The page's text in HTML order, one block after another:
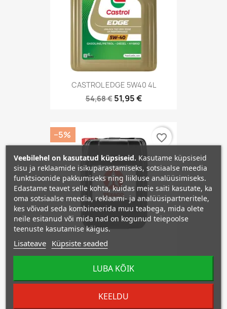
CASTROL EDGE 5W40 4L
54,68 € 51,95 €
TEXACO HAVOLINE ULTRA S...
128,84 €
−5% favorite_border
Veebilehel on kasutatud küpsiseid. Kasutame küpsiseid
sisu ja reklaamide isikupärastamiseks, sotsiaalse meedia
funktsioonide pakkumiseks ning liikluse analüüsimiseks.
Edastame teavet selle kohta, kuidas meie saiti kasutate, ka
oma sotsiaalse meedia, reklaami- ja analüüsipartneritele,
kes võivad seda kombineerida muu teabega, mida olete
neile esitanud või mida nad on kogunud teiepoolse
teenuste kasutamise käigus.
Lisateave Küpsiste seaded
KEELDU
LUBA KÕIK